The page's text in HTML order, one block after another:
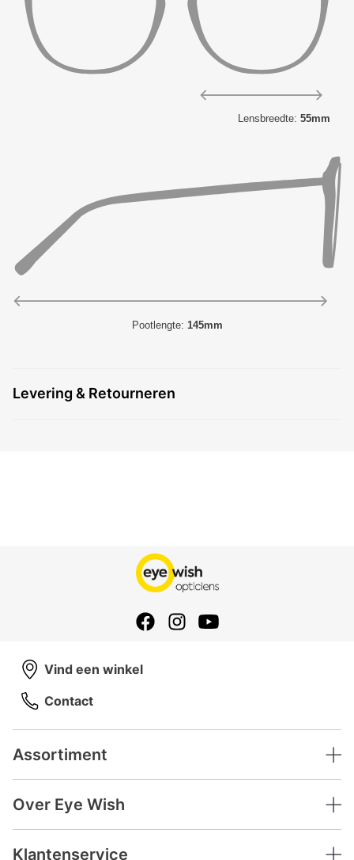
Lensbreedte: 55mm
Pootlengte: 145mm
Levering & Retourneren
Assortiment
Over Eye Wish
Klantenservice
Vind een winkel
Contact